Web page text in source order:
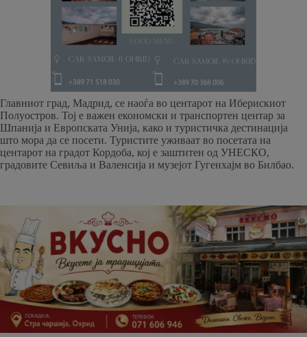
Главниот град, Мадрид, се наоѓа во центарот на Иберискиот
Полуостров. Тој е важен економски и транспортен центар за
Шпанија и Европската Унија, како и туристичка дестинација
што мора да се посети. Туристите уживаат во посетата на
центарот на градот Кордоба, кој е заштитен од УНЕСКО,
градовите Севиља и Валенсија и музејот Гугенхајм во Билбао.